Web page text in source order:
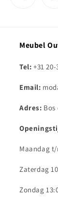
Meubel
Tel: +31 20-
Email:
Adres: Bos
Maandag
Zaterdag
Zondag